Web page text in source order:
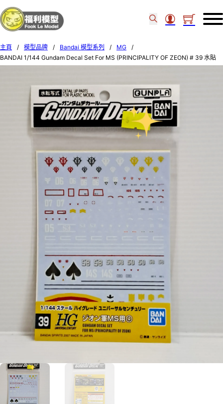
主頁 / 模型品牌 / Bandai 模型系列 / MG
/
BANDAI 1/144 Gundam Decal Set For MS (PRINCIPALITY OF ZEON) # 39 水貼